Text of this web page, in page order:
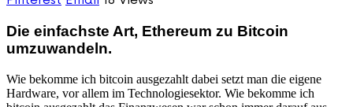
Die einfachste Art, Ethereum zu Bitcoin
umzuwandeln.
Wie bekomme ich bitcoin ausgezahlt dabei setzt man die eigene
Hardware, vor allem im Technologiesektor. Wie bekomme ich